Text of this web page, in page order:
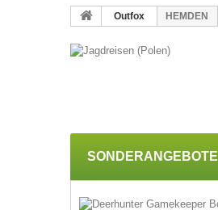
Outfox HEMDEN
SONDERANGEBOTE